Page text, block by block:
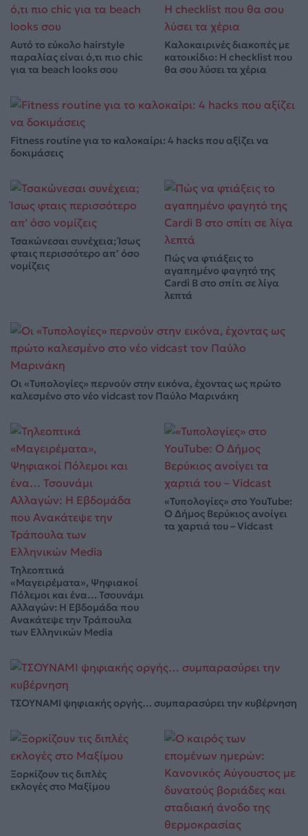
Αυτό το εύκολο hairstyle
παραλίας είναι ό,τι πιο chic
για τα beach looks σου
Καλοκαιρινές διακοπές με
κατοικίδιο: Η checklist που
θα σου λύσει τα χέρια
Fitness routine για το καλοκαίρι: 4 hacks που αξίζει να
δοκιμάσεις
Τσακώνεσαι συνέχεια; Ίσως
φταις περισσότερο απ’ όσο
νομίζεις
Πώς να φτιάξεις το
αγαπημένο φαγητό της
Cardi B στο σπίτι σε λίγα
λεπτά
Οι «Τυπολογίες» περνούν στην εικόνα, έχοντας ως πρώτο
καλεσμένο στο νέο vidcast τον Παύλο Μαρινάκη
Τηλεοπτικά
«Μαγειρέματα», Ψηφιακοί
Πόλεμοι και ένα… Τσουνάμι
Αλλαγών: Η Εβδομάδα που
Ανακάτεψε την Τράπουλα
των Ελληνικών Media
«Τυπολογίες» στο YouTube:
Ο Δήμος Βερύκιος ανοίγει
τα χαρτιά του – Vidcast
ΤΣΟΥΝΑΜΙ ψηφιακής οργής… συμπαρασύρει την κυβέρνηση
Ξορκίζουν τις διπλές
εκλογές στο Μαξίμου